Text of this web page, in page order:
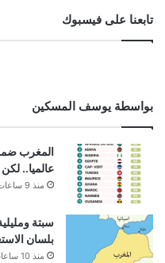
تابعنا على فيسبوك
بواسطة يوسف المسكين
عالميا..
منذ 9 ساعات
سبتة
بلسان
منذ 10 ساعات